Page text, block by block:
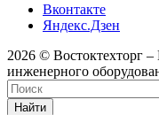
Вконтакте
Яндекс.Дзен
2026 © Востоктехторг
инженерного
Найти